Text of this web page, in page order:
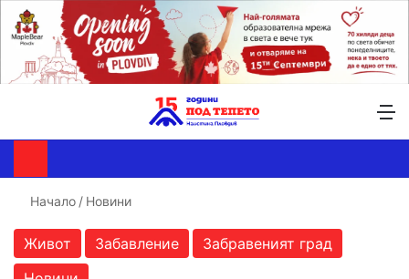
Начало / Новини
Живот Забавление
Забравеният град